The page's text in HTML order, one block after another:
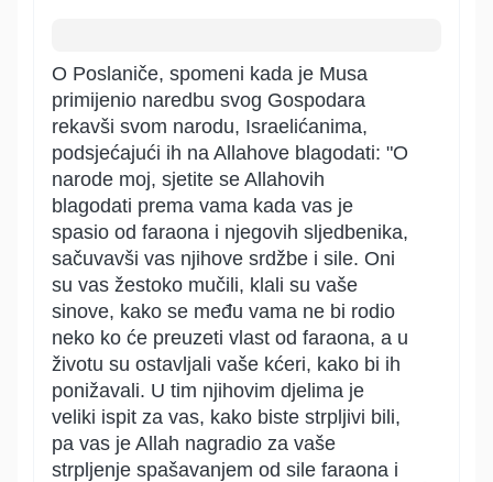
O Poslaniče, spomeni kada je Musa
primijenio naredbu svog Gospodara
rekavši svom narodu, Israelićanima,
podsjećajući ih na Allahove blagodati: "O
narode moj, sjetite se Allahovih
blagodati prema vama kada vas je
spasio od faraona i njegovih sljedbenika,
sačuvavši vas njihove srdžbe i sile. Oni
su vas žestoko mučili, klali su vaše
sinove, kako se među vama ne bi rodio
neko ko će preuzeti vlast od faraona, a u
životu su ostavljali vaše kćeri, kako bi ih
ponižavali. U tim njihovim djelima je
veliki ispit za vas, kako biste strpljivi bili,
pa vas je Allah nagradio za vaše
strpljenje spašavanjem od sile faraona i